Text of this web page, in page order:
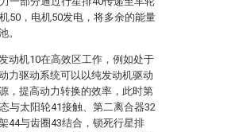
50，电机50发电，将多余的能量
。
动机10在高效区工作，例如处于
力驱动系统可以以纯发动机驱动
，提高动力转换的效率，此时第
与太阳轮41接触、第二离合器32
44与齿圈43结合，锁死行星排